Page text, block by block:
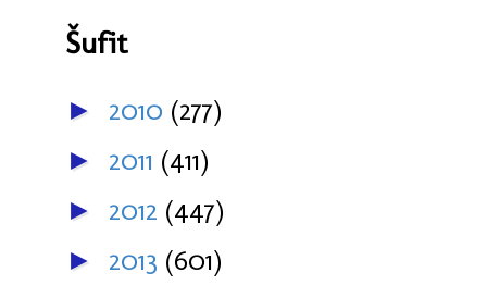
Šufit
► 2010 (277)
► 2011 (411)
► 2012 (447)
► 2013 (601)